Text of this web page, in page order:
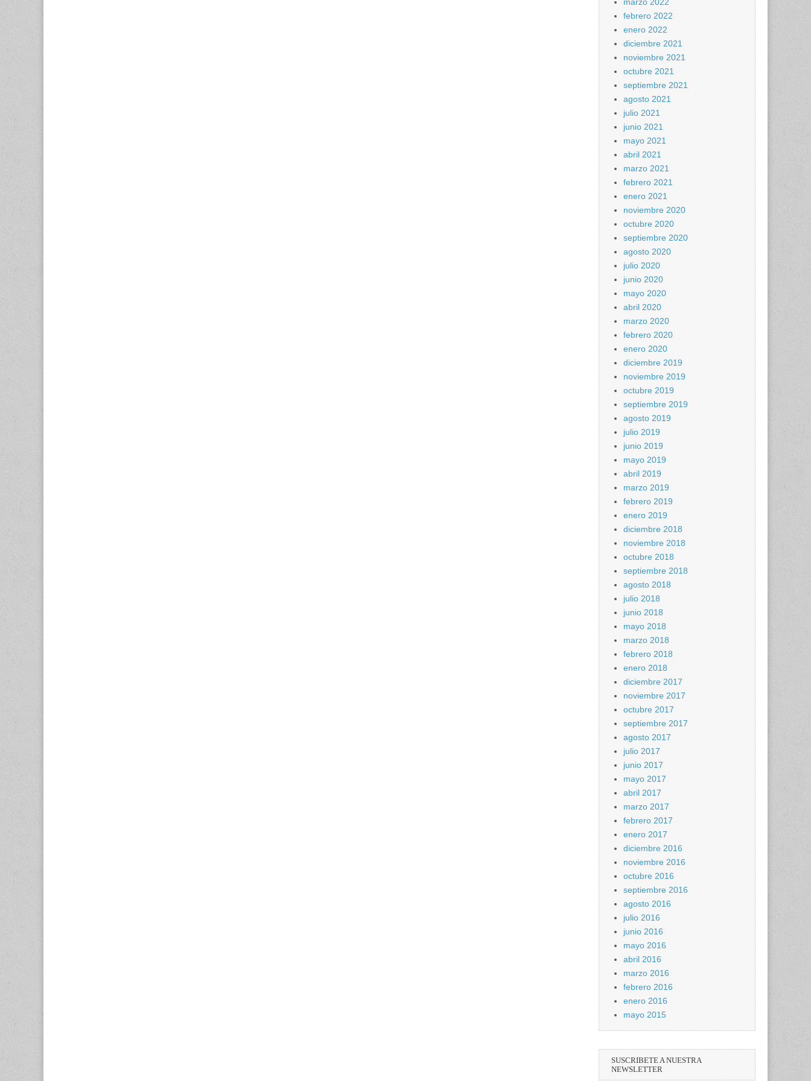
febrero 2022
enero 2022
diciembre 2021
noviembre 2021
octubre 2021
septiembre 2021
agosto 2021
julio 2021
junio 2021
mayo 2021
abril 2021
marzo 2021
febrero 2021
enero 2021
noviembre 2020
octubre 2020
septiembre 2020
agosto 2020
julio 2020
junio 2020
mayo 2020
abril 2020
marzo 2020
febrero 2020
enero 2020
diciembre 2019
noviembre 2019
octubre 2019
septiembre 2019
agosto 2019
julio 2019
junio 2019
mayo 2019
abril 2019
marzo 2019
febrero 2019
enero 2019
diciembre 2018
noviembre 2018
octubre 2018
septiembre 2018
agosto 2018
julio 2018
junio 2018
mayo 2018
marzo 2018
febrero 2018
enero 2018
diciembre 2017
noviembre 2017
octubre 2017
septiembre 2017
agosto 2017
julio 2017
junio 2017
mayo 2017
abril 2017
marzo 2017
febrero 2017
enero 2017
diciembre 2016
noviembre 2016
octubre 2016
septiembre 2016
agosto 2016
julio 2016
junio 2016
mayo 2016
abril 2016
marzo 2016
febrero 2016
enero 2016
mayo 2015
SUSCRIBETE A NUESTRA
NEWSLETTER